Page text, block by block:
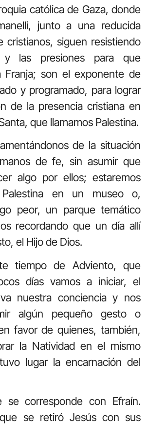
católica de Gaza, donde
junto a una reducida
cristianos, siguen resistiendo
y las presiones para que
Franja; son el exponente de
y programado, para lograr
de la presencia cristiana en
que llamamos Palestina.
de la situación
de fe, sin asumir que
algo por ellos; estaremos
Palestina en un museo o,
peor, un parque temático
recordando que un día allí
el Hijo de Dios.
tiempo de Adviento, que
días vamos a iniciar, el
nuestra conciencia y nos
algún pequeño gesto o
favor de quienes, también,
la Natividad en el mismo
lugar la encarnación del
se corresponde con Efraín.
se retiró Jesús con sus